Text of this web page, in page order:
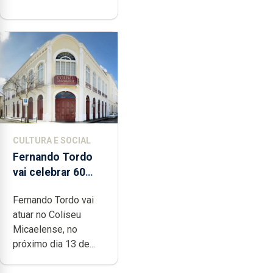
CULTURA E SOCIAL
Fernando Tordo
vai celebrar 60
no Coliseu
Micaelense
Fernando Tordo vai
atuar no Coliseu
Micaelense, no
próximo dia 13 de...